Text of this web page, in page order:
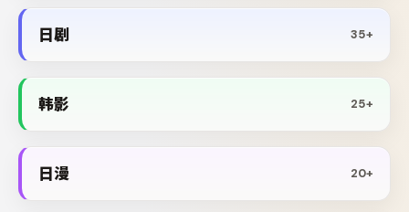
日剧 35+
韩影 25+
日漫 20+